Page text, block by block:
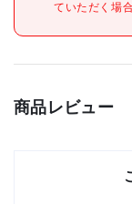
注意事
ていただく場
商品レビュー